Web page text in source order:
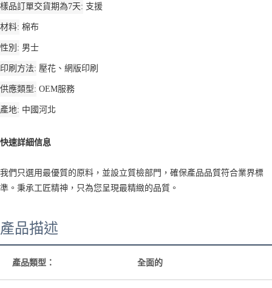
樣品訂單交貨期為7天 支援
材料 棉布
性別 男士
印刷方法 壓花、網版印刷
供應類型 OEM服務
產地 中國河北
快速詳細信息
我們只選用最優質的原料，並設立質檢部門，確保產品品質符合業界標
準。秉承工匠精神，只為您呈現最精緻的品質。
產品描述
產品類型： 全面的